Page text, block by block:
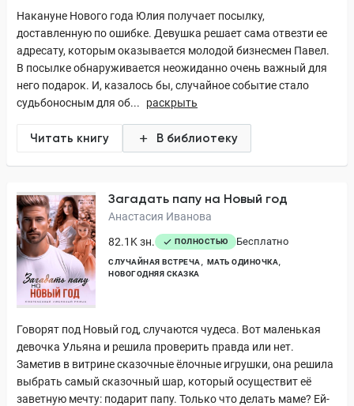
Накануне Нового года Юлия получает посылку,
доставленную по ошибке. Девушка решает сама отвезти ее
адресату, которым оказывается молодой бизнесмен Павел.
В посылке обнаруживается неожиданно очень важный для
него подарок. И, казалось бы, случайное событие стало
судьбоносным для об...
раскрыть
Читать книгу В библиотеку
Загадать папу на Новый год
Анастасия Иванова
82.1K зн.
ПОЛНОСТЬЮ Бесплатно
СЛУЧАЙНАЯ ВСТРЕЧА
МАТЬ ОДИНОЧКА
НОВОГОДНЯЯ СКАЗКА
Говорят под Новый год, случаются чудеса. Вот маленькая
девочка Ульяна и решила проверить правда или нет.
Заметив в витрине сказочные ёлочные игрушки, она решила
выбрать самый сказочный шар, который осуществит её
заветную мечту: подарит папу. Только что делать маме? Ей-